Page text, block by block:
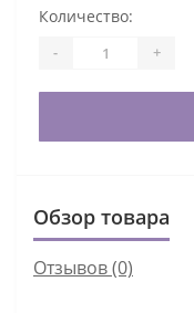
Количество:
- +
Обзор товара
Отзывов (0)